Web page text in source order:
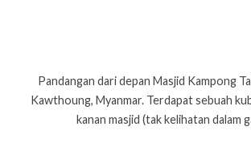
Pandangan dari depan Masjid Kampong
Kawthoung, Myanmar. Terdapat sebuah
kanan masjid (tak kelihatan dalam